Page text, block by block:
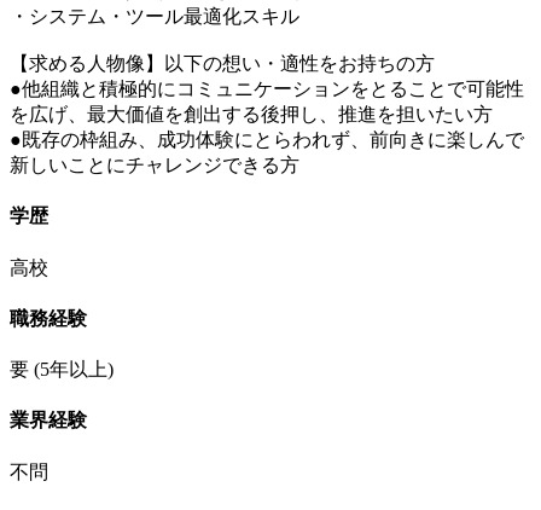
・システム・ツール最適化スキル
【求める人物像】以下の想い・適性をお持ちの方
●他組織と積極的にコミュニケーションをとることで可能性
を広げ、最大価値を創出する後押し、推進を担いたい方
●既存の枠組み、成功体験にとらわれず、前向きに楽しんで
新しいことにチャレンジできる方
学歴
高校
職務経験
要 (5年以上)
業界経験
不問